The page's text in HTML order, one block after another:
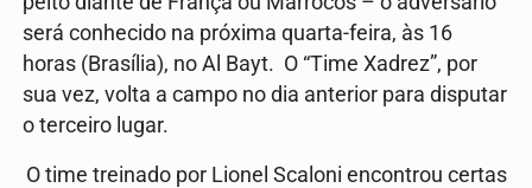
será conhecido na próxima quarta-feira, às 16
horas (Brasília), no Al Bayt. O “Time Xadrez”, por
sua vez, volta a campo no dia anterior para disputar
o terceiro lugar.
O time treinado por Lionel Scaloni encontrou certas